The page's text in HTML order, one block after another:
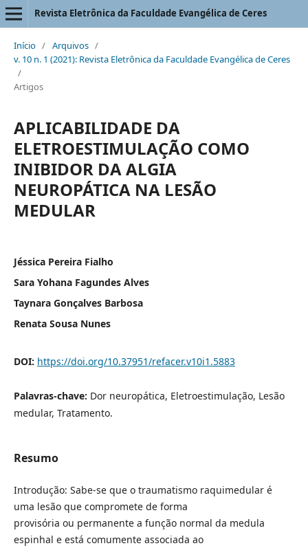
Revista Eletrônica da Faculdade Evangélica de Ceres
Início / Arquivos /
v. 10 n. 1 (2021): Revista Eletrônica da Faculdade Evangélica de Ceres
/
Artigos
APLICABILIDADE DA
ELETROESTIMULAÇÃO COMO
INIBIDOR DA ALGIA
NEUROPÁTICA NA LESÃO
MEDULAR
Jéssica Pereira Fialho
Sara Yohana Fagundes Alves
Taynara Gonçalves Barbosa
Renata Sousa Nunes
DOI: https://doi.org/10.37951/refacer.v10i1.5883
Palavras-chave: Dor neuropática, Eletroestimulação, Lesão
medular, Tratamento.
Resumo
Introdução: Sabe-se que o traumatismo raquimedular é
uma lesão que compromete de forma
provisória ou permanente a função normal da medula
espinhal e está comumente associada ao